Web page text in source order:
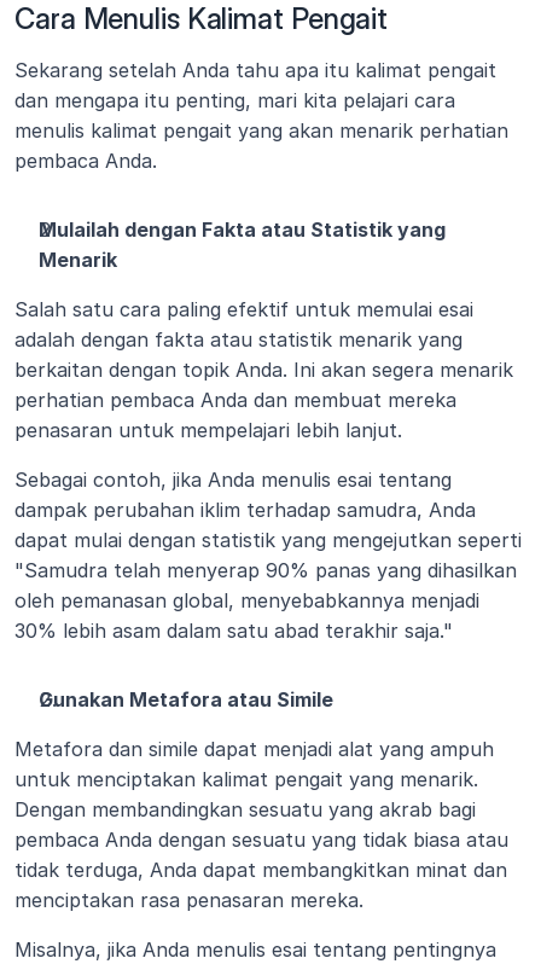
Cara Menulis Kalimat Pengait
Sekarang setelah Anda tahu apa itu kalimat pengait
dan mengapa itu penting, mari kita pelajari cara
menulis kalimat pengait yang akan menarik perhatian
pembaca Anda.
Mulailah dengan Fakta atau Statistik yang
Menarik
Salah satu cara paling efektif untuk memulai esai
adalah dengan fakta atau statistik menarik yang
berkaitan dengan topik Anda. Ini akan segera menarik
perhatian pembaca Anda dan membuat mereka
penasaran untuk mempelajari lebih lanjut.
Sebagai contoh, jika Anda menulis esai tentang
dampak perubahan iklim terhadap samudra, Anda
dapat mulai dengan statistik yang mengejutkan seperti
"Samudra telah menyerap 90% panas yang dihasilkan
oleh pemanasan global, menyebabkannya menjadi
30% lebih asam dalam satu abad terakhir saja."
Gunakan Metafora atau Simile
Metafora dan simile dapat menjadi alat yang ampuh
untuk menciptakan kalimat pengait yang menarik.
Dengan membandingkan sesuatu yang akrab bagi
pembaca Anda dengan sesuatu yang tidak biasa atau
tidak terduga, Anda dapat membangkitkan minat dan
menciptakan rasa penasaran mereka.
Misalnya, jika Anda menulis esai tentang pentingnya